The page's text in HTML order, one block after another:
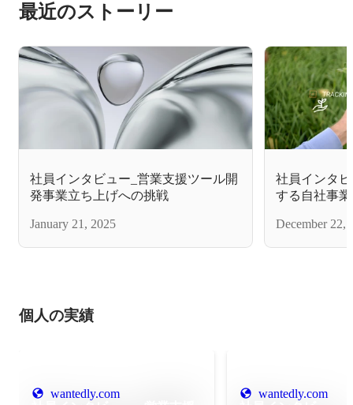
最近のストーリー
社員インタビュー_営業支援ツール開
発事業立ち上げへの挑戦
January 21, 2025
社員インタ
する自社事
December 22,
個人の実績
wantedly.com wantedly.com